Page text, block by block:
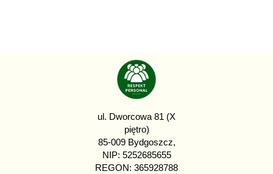
ul. Dworcowa 81 (X
piętro)
85-009 Bydgoszcz,
NIP: 5252685655
REGON: 365928788